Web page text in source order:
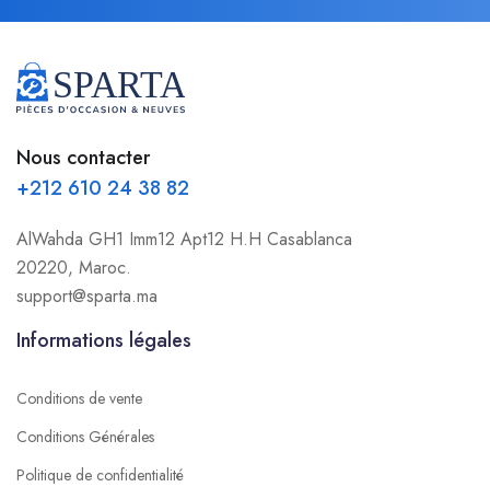
Nous contacter
+212 610 24 38 82
AlWahda GH1 Imm12 Apt12 H.H Casablanca
20220, Maroc.
support@sparta.ma
Informations légales
Conditions de vente
Conditions Générales
Politique de confidentialité